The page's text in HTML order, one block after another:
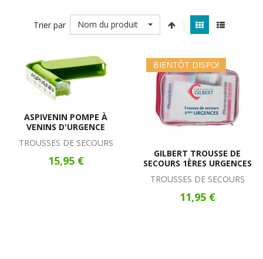
Trier par Nom du produit
ASPIVENIN POMPE À
VENINS D'URGENCE
TROUSSES DE SECOURS
15,95 €
BIENTÔT DISPO!
GILBERT TROUSSE DE
SECOURS 1ÈRES URGENCES
TROUSSES DE SECOURS
11,95 €